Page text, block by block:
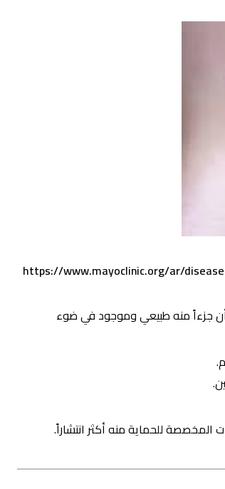
https://www.mayoclinic.org/ar/
أن جزءاً منه طبيعي وموجود في ضوء
المخصصة للحماية منه أكثر انتشاراً.